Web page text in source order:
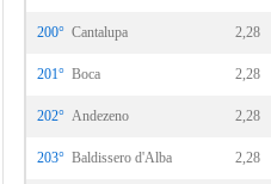
200° Cantalupa 2,28
201° Boca 2,28
202° Andezeno 2,28
203° Baldissero d'Alba 2,28